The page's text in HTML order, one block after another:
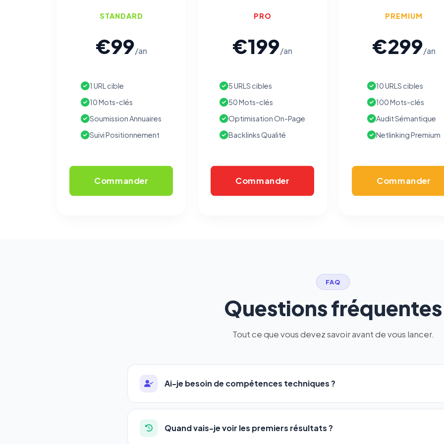
STANDARD
€99/an
1 URL cible
10 Mots-clés
Soumission Annuaires
Suivi Positionnement
Commander
PRO
€199/an
5 URLS cibles
50 Mots-clés
Optimisation On-Page
Backlinks Qualité
Commander
PREMIUM
€299/an
10 URLS cibles
100 Mots-clés
Audit Sémantique
Netlinking Premium
Commander
FAQ
Questions fréquentes
Tout ce que vous devez savoir avant de vous lancer.
Ai-je besoin de compétences techniques ?
Absolument pas. Notre logiciel a été conçu pour être accessible àtous les profils:
auto-entrepreneurs, PME ou agences. Pas de code, pas de configuration complexe —
l'adresse de votre site, décrivez votre activité, et le logiciel gère tout en automatique
Quand vais-je voir les premiers résultats ?